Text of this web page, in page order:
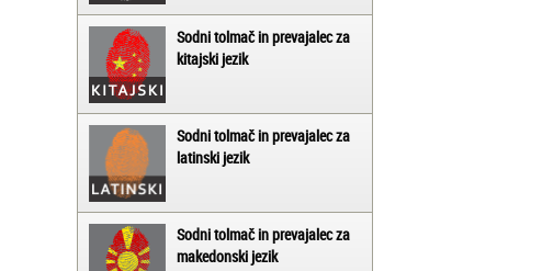
Sodni tolmač in prevajalec za
kitajski jezik
Sodni tolmač in prevajalec za
latinski jezik
Sodni tolmač in prevajalec za
makedonski jezik